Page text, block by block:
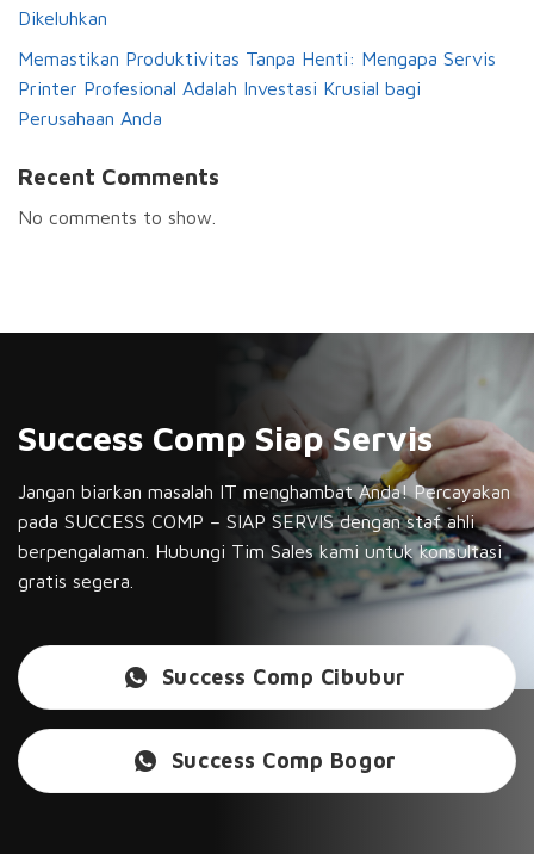
Dikeluhkan
Memastikan Produktivitas Tanpa Henti: Mengapa Servis
Printer Profesional Adalah Investasi Krusial bagi
Perusahaan Anda
Recent Comments
No comments to show.
Success Comp Siap Servis
Jangan biarkan masalah IT menghambat Anda! Percayakan
pada SUCCESS COMP – SIAP SERVIS dengan staf ahli
berpengalaman. Hubungi Tim Sales kami untuk konsultasi
gratis segera.
Success Comp Cibubur
Success Comp Bogor